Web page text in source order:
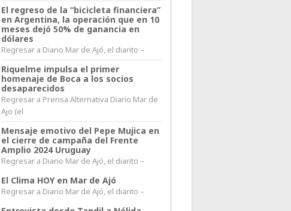
El regreso de la “bicicleta financiera”
en Argentina, la operación que en 10
meses dejó 50% de ganancia en
dólares
Regresar a Diario Mar de Ajó, el diarito –
Riquelme impulsa el primer
homenaje de Boca a los socios
desaparecidos
Regresar a Prensa Alternativa Diario Mar de
Ajo (el
Mensaje emotivo del Pepe Mujica en
el cierre de campaña del Frente
Amplio 2024 Uruguay
Regresar a Diario Mar de Ajó, el diarito –
El Clima HOY en Mar de Ajó
Regresar a Diario Mar de Ajó, el diarito –